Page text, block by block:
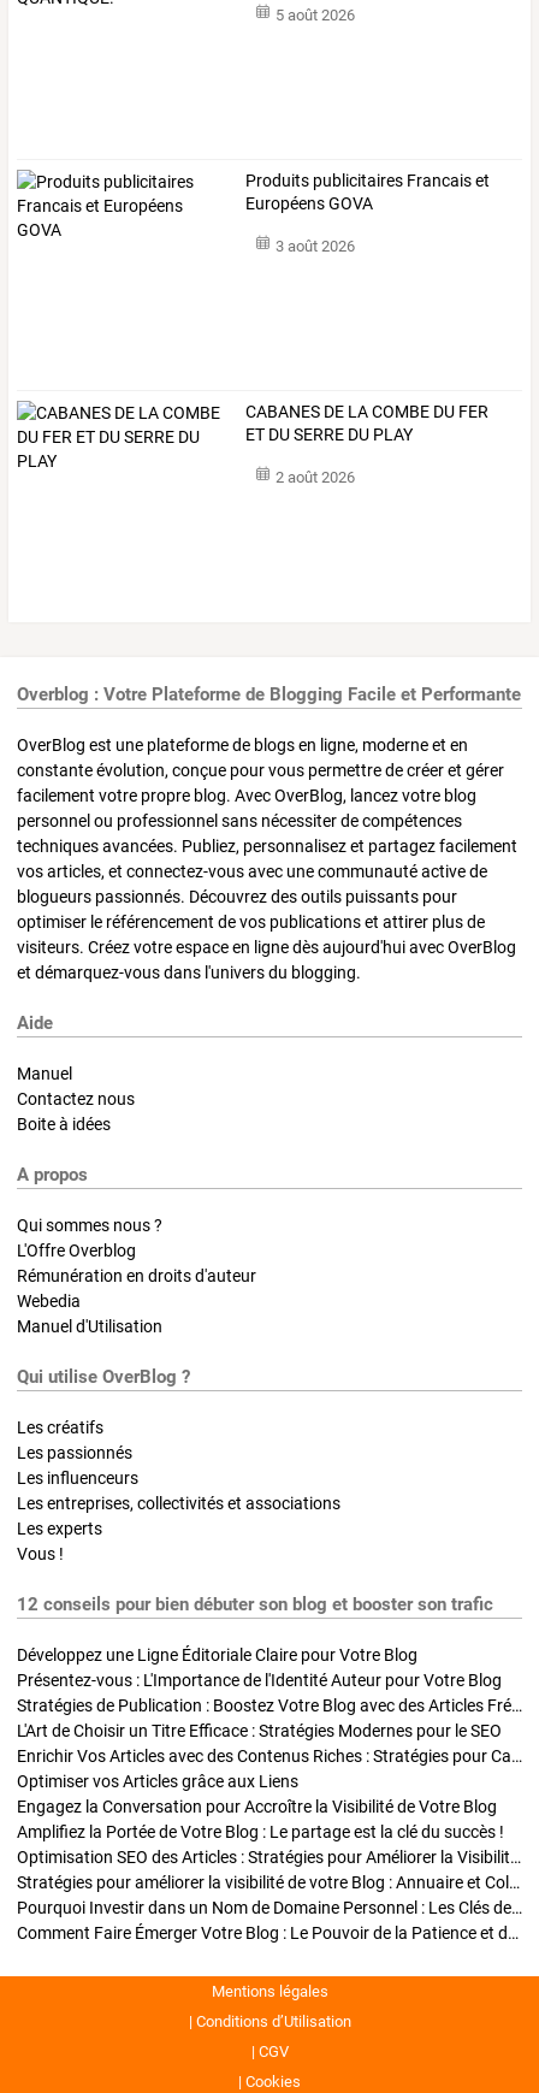
5 août 2026
Produits publicitaires Francais et
Européens GOVA
3 août 2026
CABANES DE LA COMBE DU FER
ET DU SERRE DU PLAY
2 août 2026
Overblog : Votre Plateforme de Blogging Facile et Performante
OverBlog est une plateforme de blogs en ligne, moderne et en
constante évolution, conçue pour vous permettre de créer et gérer
facilement votre propre blog. Avec OverBlog, lancez votre blog
personnel ou professionnel sans nécessiter de compétences
techniques avancées. Publiez, personnalisez et partagez facilement
vos articles, et connectez-vous avec une communauté active de
blogueurs passionnés. Découvrez des outils puissants pour
optimiser le référencement de vos publications et attirer plus de
visiteurs. Créez votre espace en ligne dès aujourd'hui avec OverBlog
et démarquez-vous dans l'univers du blogging.
Aide
Manuel
Contactez nous
Boite à idées
A propos
Qui sommes nous ?
L'Offre Overblog
Rémunération en droits d'auteur
Webedia
Manuel d'Utilisation
Qui utilise OverBlog ?
Les créatifs
Les passionnés
Les influenceurs
Les entreprises, collectivités et associations
Les experts
Vous !
12 conseils pour bien débuter son blog et booster son trafic
Développez une Ligne Éditoriale Claire pour Votre Blog
Présentez-vous : L'Importance de l'Identité Auteur pour Votre Blog
Stratégies de Publication : Boostez Votre Blog avec des Articles Fréquents et Exclusifs
L'Art de Choisir un Titre Efficace : Stratégies Modernes pour le SEO
Enrichir Vos Articles avec des Contenus Riches : Stratégies pour Captiver et Optimiser
Optimiser vos Articles grâce aux Liens
Engagez la Conversation pour Accroître la Visibilité de Votre Blog
Amplifiez la Portée de Votre Blog : Le partage est la clé du succès !
Optimisation SEO des Articles : Stratégies pour Améliorer la Visibilité de Votre Blog
Stratégies pour améliorer la visibilité de votre Blog : Annuaire et Collaborations
Pourquoi Investir dans un Nom de Domaine Personnel : Les Clés de la Réussite de Votre Blog
Comment Faire Émerger Votre Blog : Le Pouvoir de la Patience et de la Persévérance
Mentions légales
Conditions d’Utilisation
CGV
Cookies